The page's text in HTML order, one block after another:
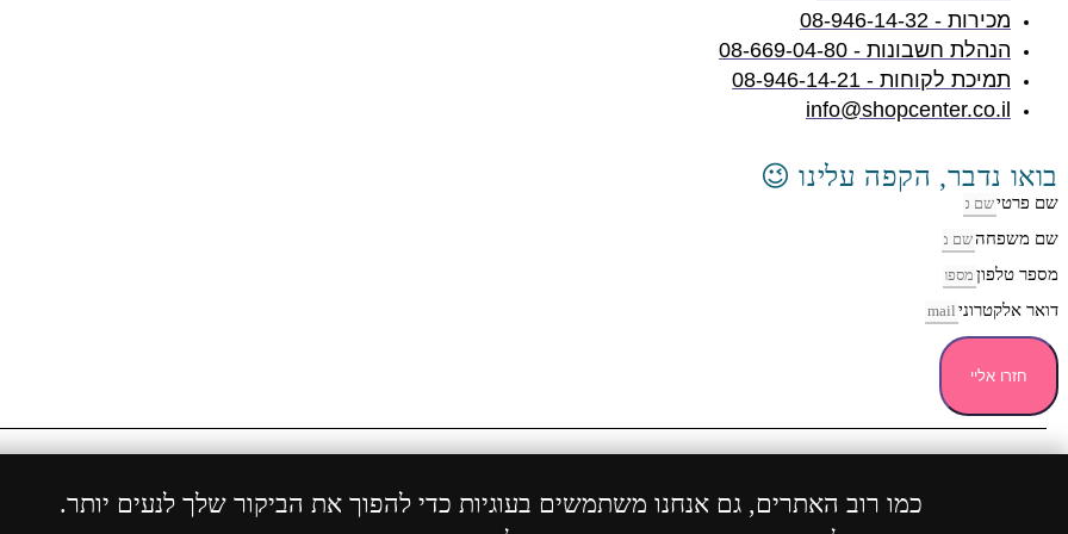
כמו רוב האתרים, גם אנחנו משתמשים בעוגיות כדי להפוך את הביקור שלך לנעים יותר.
מכירות - 08-946-14-32
הנהלת חשבונות - 08-669-04-80
תמיכת לקוחות - 08-946-14-21
info@shopcenter.co.il
בואו נדבר, הקפה עלינו 😉
שם פרטי
שם משפחה
מספר טלפון
דואר אלקטרוני
חזרו אליי